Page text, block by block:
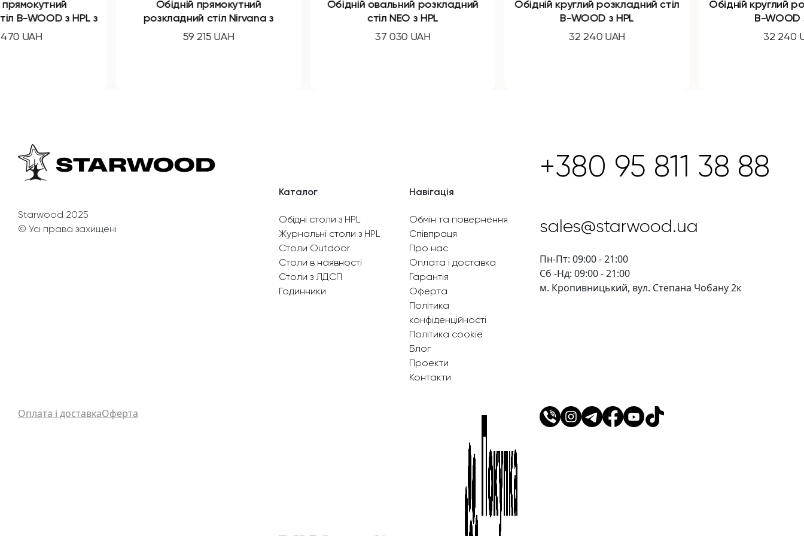
Обідній прямокутний
розкладний стіл Nirvana з
Обідній овальний розкладний
стіл NEO з HPL
Обідній круглий розкладний стіл
Обідній круглий розкладний стіл
Starwood 2025
© Усі права захищені
Каталог
Обідні столи з HPL
Журнальні столи з HPL
Столи Outdoor
Столи в наявності
Столи з ЛДСП
Годинники
Навігація
Обмін та повернення
Співпраця
Про нас
Оплата і доставка
Гарантія
Оферта
Політика
конфіденційності
Політика cookie
Блог
Проекти
Контакти
+380 95 811 38 88
sales@starwood.ua
Пн-Пт: 09:00 - 21:00
Сб -Нд: 09:00 - 21:00
м. Кропивницький, вул. Степана Чобану 2к
Оплата і доставкаОферта